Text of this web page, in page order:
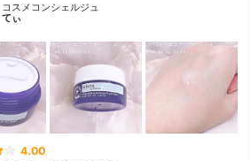
コスメコンシェルジュ
てぃ
4.00